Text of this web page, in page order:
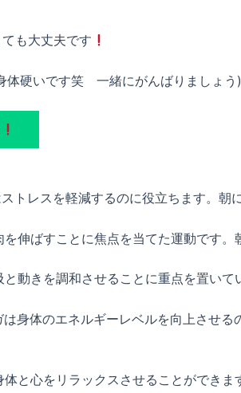
も大丈夫です
体硬いです笑 一緒にがんばりましょう)
トレスを軽減するのに役立ちます。
伸ばすことに焦点を当てた運動です
動きを調和させることに重点を置い
身体のエネルギーレベルを向上させ
と心をリラックスさせることができ